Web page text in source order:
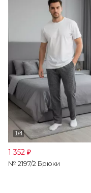
1 352 ₽
№ 2197/2 Брюки